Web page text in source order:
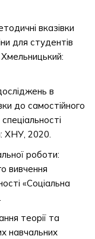
вказівки
для студентів
в
до самостійного
ХНУ, 2020.
роботи:
вивчення
«Соціальна
теорії та
навчальних